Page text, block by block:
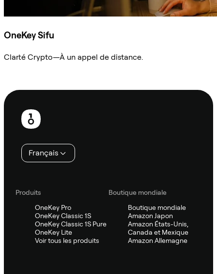
OneKey Sifu
Clarté Crypto—À un appel de distance.
Pied
page
Français
Produits
OneKey Pro
OneKey Classic 1S
OneKey Classic 1S Pure
OneKey Lite
Voir tous les produits
Boutique mondiale
Boutique mondiale
Amazon Japon
Amazon États-Unis,
Canada et Mexique
Amazon Allemagne